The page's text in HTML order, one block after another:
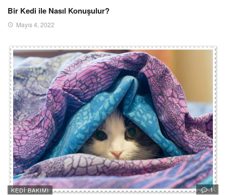
Bir Kedi ile Nasıl Konuşulur?
Mayıs 4, 2022
KEDI BAKIMI 1